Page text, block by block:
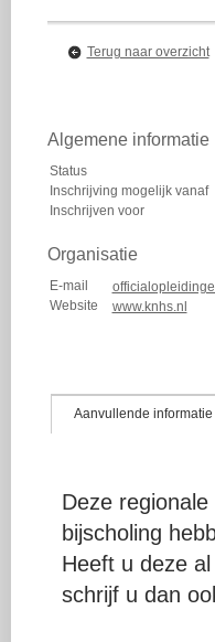
Terug naar overzicht
Algemene informatie
Status
Inschrijving mogelijk vanaf
Inschrijven voor
Organisatie
E-mail
Website
www.knhs.nl
Aanvullende informatie
Deze
bijscholing
Heeft u deze
schrijf u dan